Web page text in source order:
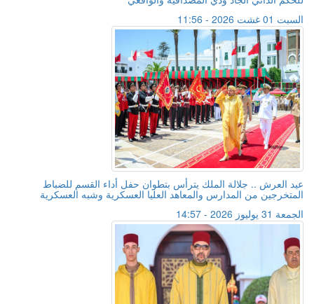
السبت 01 غشت 2026 - 11:56
عيد العرش .. جلالة الملك يترأس بتطوان حفل أداء القسم للضباط
المتخرجين من المدارس والمعاهد العليا العسكرية وشبه العسكرية
الجمعة 31 يوليوز 2026 - 14:57